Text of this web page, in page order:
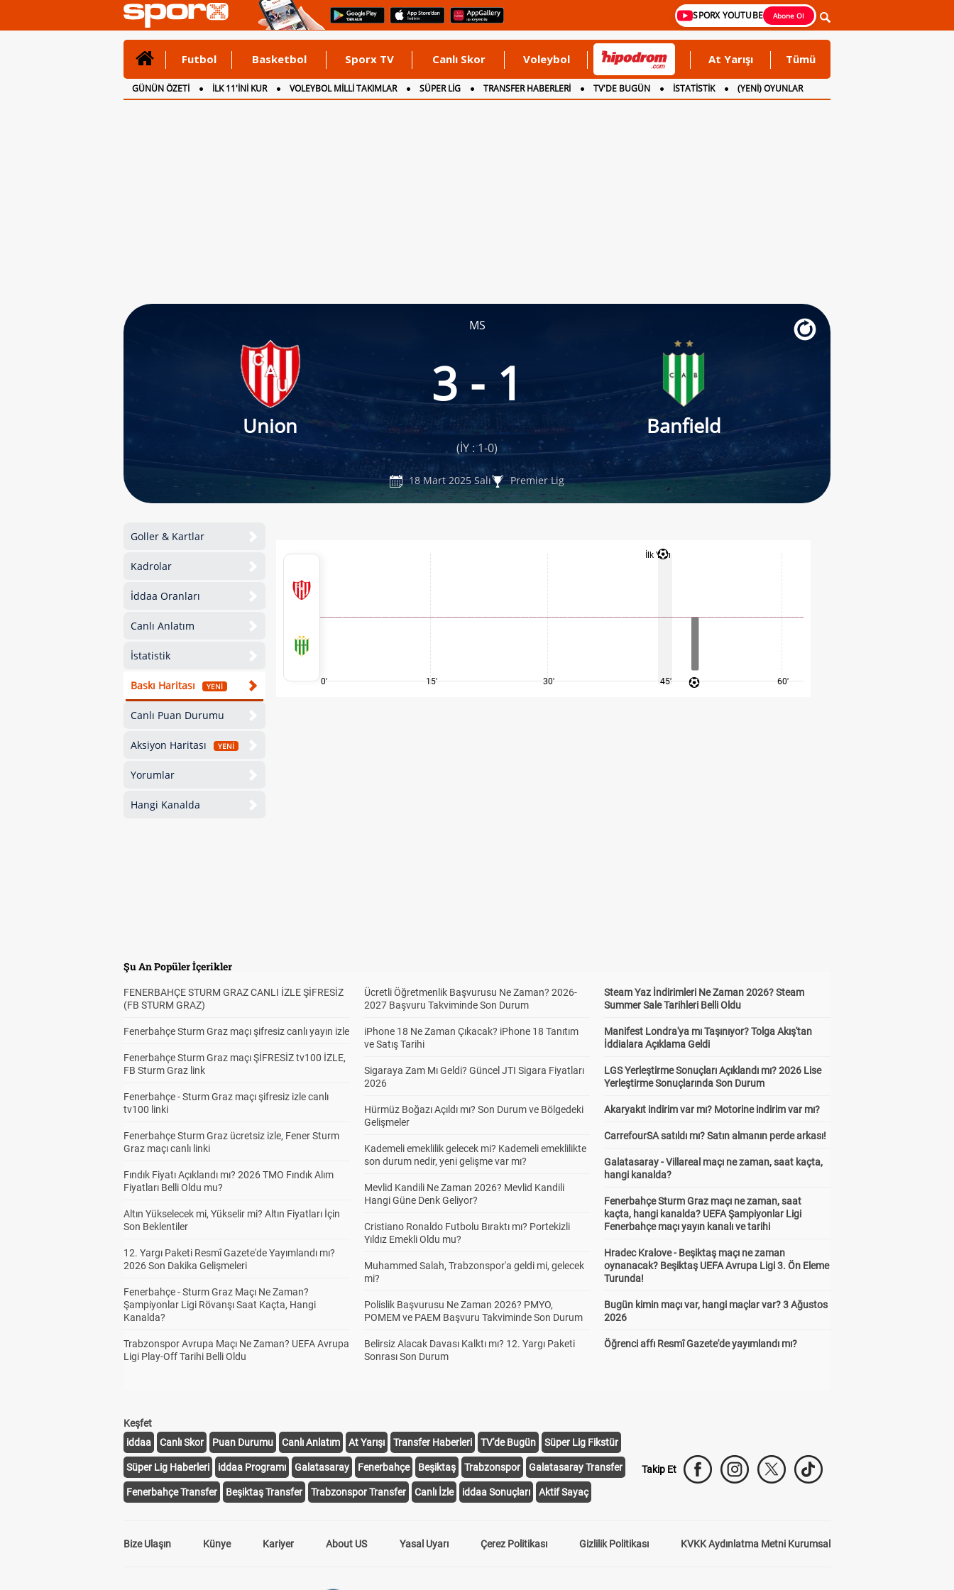
SPORX YOUTUBE Abone Ol
Futbol Basketbol Sporx TV Canlı Skor Voleybol At Yarışı Tümü
GÜNÜN ÖZETİ İLK 11'İNİ KUR VOLEYBOL MİLLİ TAKIMLAR SÜPER LİG TRANSFER HABERLERİ TV'DE BUGÜN İSTATİSTİK
(YENİ) OYUNLAR
CANLI ANLATIM
İNGİLTERE
MS
Union
3 - 1
Banfield
(İY : 1-0)
18 Mart 2025 Salı Premier Lig
Goller & Kartlar
Kadrolar
İddaa Oranları
Canlı Anlatım
İstatistik
Baskı Haritası YENİ
Canlı Puan Durumu
Aksiyon Haritası YENİ
Yorumlar
Hangi Kanalda
0' 15' 30'
İlk Yarı
45' 60'
Şu An Popüler İçerikler
FENERBAHÇE STURM GRAZ CANLI İZLE ŞİFRESİZ
(FB STURM GRAZ)
Fenerbahçe Sturm Graz maçı şifresiz canlı yayın izle
Fenerbahçe Sturm Graz maçı ŞİFRESİZ tv100 İZLE,
FB Sturm Graz link
Fenerbahçe - Sturm Graz maçı şifresiz izle canlı
tv100 linki
Fenerbahçe Sturm Graz ücretsiz izle, Fener Sturm
Graz maçı canlı linki
Fındık Fiyatı Açıklandı mı? 2026 TMO Fındık Alım
Fiyatları Belli Oldu mu?
Altın Yükselecek mi, Yükselir mi? Altın Fiyatları İçin
Son Beklentiler
12. Yargı Paketi Resmî Gazete'de Yayımlandı mı?
2026 Son Dakika Gelişmeleri
Fenerbahçe - Sturm Graz Maçı Ne Zaman?
Şampiyonlar Ligi Rövanşı Saat Kaçta, Hangi
Kanalda?
Trabzonspor Avrupa Maçı Ne Zaman? UEFA Avrupa
Ligi Play-Off Tarihi Belli Oldu
Ücretli Öğretmenlik Başvurusu Ne Zaman? 2026-
2027 Başvuru Takviminde Son Durum
iPhone 18 Ne Zaman Çıkacak? iPhone 18 Tanıtım
ve Satış Tarihi
Sigaraya Zam Mı Geldi? Güncel JTI Sigara Fiyatları
2026
Hürmüz Boğazı Açıldı mı? Son Durum ve Bölgedeki
Gelişmeler
Kademeli emeklilik gelecek mi? Kademeli emeklilikte
son durum nedir, yeni gelişme var mı?
Mevlid Kandili Ne Zaman 2026? Mevlid Kandili
Hangi Güne Denk Geliyor?
Cristiano Ronaldo Futbolu Bıraktı mı? Portekizli
Yıldız Emekli Oldu mu?
Muhammed Salah, Trabzonspor'a geldi mi, gelecek
mi?
Polislik Başvurusu Ne Zaman 2026? PMYO,
POMEM ve PAEM Başvuru Takviminde Son Durum
Belirsiz Alacak Davası Kalktı mı? 12. Yargı Paketi
Sonrası Son Durum
Steam Yaz İndirimleri Ne Zaman 2026? Steam
Summer Sale Tarihleri Belli Oldu
Manifest Londra'ya mı Taşınıyor? Tolga Akış'tan
İddialara Açıklama Geldi
LGS Yerleştirme Sonuçları Açıklandı mı? 2026 Lise
Yerleştirme Sonuçlarında Son Durum
Akaryakıt indirim var mı? Motorine indirim var mı?
CarrefourSA satıldı mı? Satın almanın perde arkası!
Galatasaray - Villareal maçı ne zaman, saat kaçta,
hangi kanalda?
Fenerbahçe Sturm Graz maçı ne zaman, saat
kaçta, hangi kanalda? UEFA Şampiyonlar Ligi
Fenerbahçe maçı yayın kanalı ve tarihi
Hradec Kralove - Beşiktaş maçı ne zaman
oynanacak? Beşiktaş UEFA Avrupa Ligi 3. Ön Eleme
Turunda!
Bugün kimin maçı var, hangi maçlar var? 3 Ağustos
2026
Öğrenci affı Resmî Gazete'de yayımlandı mı?
Keşfet
iddaa
Canlı Skor Puan Durumu Canlı Anlatım At Yarışı Transfer Haberleri TV'de Bugün Süper Lig Fikstür
Süper Lig Haberleri iddaa Programı Galatasaray Fenerbahçe Beşiktaş Trabzonspor Galatasaray Transfer
Fenerbahçe Transfer Beşiktaş Transfer Trabzonspor Transfer Canlı İzle iddaa Sonuçları Aktif Sayaç
Takip Et
Bize Ulaşın Künye Kariyer About US Yasal Uyarı Çerez Politikası Gizlilik Politikası KVKK Aydınlatma Metni Kurumsal